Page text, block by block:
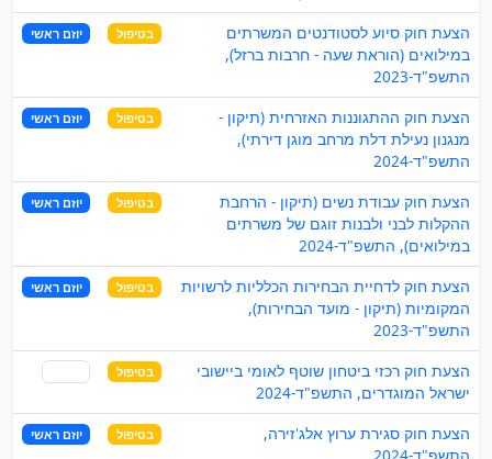
הצעת חוק סיוע לסטודנטים המשרתים
במילואים (הוראת שעה - חרבות ברזל),
התשפ"ד-2023
בטיפול יוזם ראשי
הצעת חוק ההתגוננות האזרחית (תיקון -
מנגנון נעילת דלת מרחב מוגן דירתי),
התשפ"ד-2024
בטיפול יוזם ראשי
הצעת חוק עבודת נשים (תיקון - הרחבת
ההקלות לבני ולבנות זוגם של משרתים
במילואים), התשפ"ד-2024
בטיפול יוזם ראשי
הצעת חוק לדחיית הבחירות הכלליות לרשויות
המקומיות (תיקון - מועד הבחירות),
התשפ"ד-2023
בטיפול יוזם ראשי
הצעת חוק רכזי ביטחון שוטף לאומי ביישובי
ישראל המוגדרים, התשפ"ד-2024
בטיפול
הצעת חוק סגירת ערוץ אלג'זירה,
בטיפול יוזם ראשי